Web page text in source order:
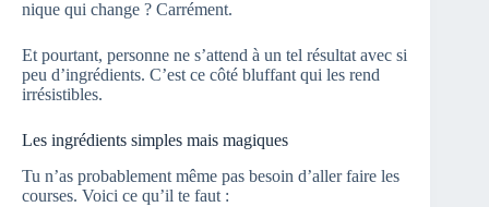
nique qui change ? Carrément.
Et pourtant, personne ne s’attend à un tel résultat avec si
peu d’ingrédients. C’est ce côté bluffant qui les rend
irrésistibles.
Les ingrédients simples mais magiques
Tu n’as probablement même pas besoin d’aller faire les
courses. Voici ce qu’il te faut :